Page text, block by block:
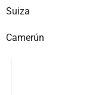
Suiza
Camerún